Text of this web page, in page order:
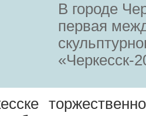
В городе
первая
«Черкесск-